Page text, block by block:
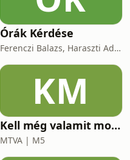
Órák Kérdése
Ferenczi Balazs, Haraszti Adam
KM
Kell még valamit mondanom, Ildikó?
MTVA | M5